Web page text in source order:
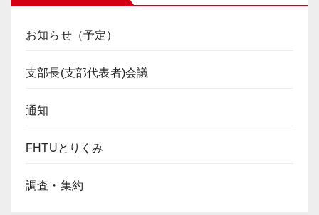
お知らせ（予定）
支部長(支部代表者)会議
通知
FHTUとりくみ
調査・集約